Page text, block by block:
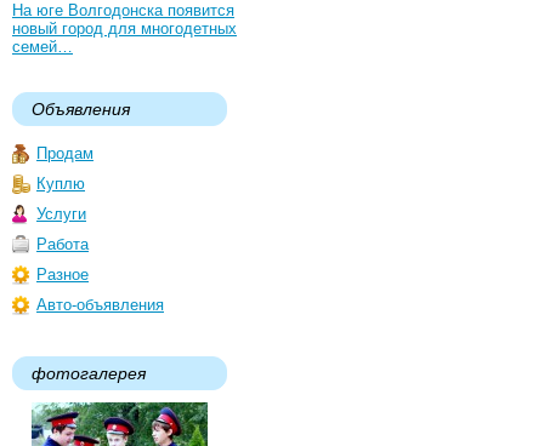
На юге Волгодонска появится
новый город для многодетных
семей…
Объявления
Продам
Куплю
Услуги
Работа
Разное
Авто-объявления
фотогалерея